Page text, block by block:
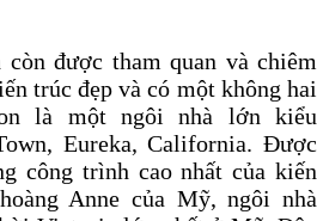
được tham quan và chiêm
trúc đẹp và có một không hai
là một ngôi nhà lớn kiểu
Eureka, California. Được
công trình cao nhất của kiến
Anne của Mỹ, ngôi nhà